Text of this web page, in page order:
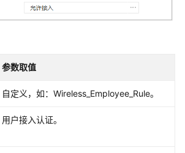
参数取值
自定义，如：Wireless_Employee_Rule。
用户接入认证。